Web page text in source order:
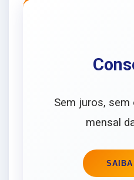
Sem juros, sem
mensal